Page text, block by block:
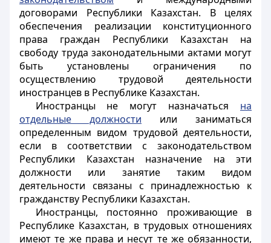
договорами Республики Казахстан. В целях
обеспечения реализации конституционного
права граждан Республики Казахстан на
свободу труда законодательными актами могут
быть установлены ограничения по
осуществлению трудовой деятельности
иностранцев в Республике Казахстан.
Иностранцыне могут назначаться на
отдельные должности или заниматься
определенным видом трудовой деятельности,
если в соответствии с законодательством
Республики Казахстан назначение на эти
должности или занятие таким видом
деятельности связаны с принадлежностью к
гражданству Республики Казахстан.
Иностранцы, постоянно проживающие в
Республике Казахстан, в трудовых отношениях
имеют те же права и несут те же обязанности,